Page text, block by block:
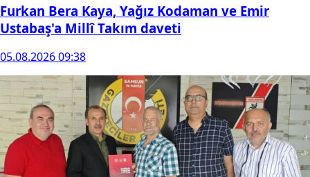
Furkan Bera Kaya, Yağız Kodaman ve Emir
Ustabaş'a Millî Takım daveti
05.08.2026 09:38